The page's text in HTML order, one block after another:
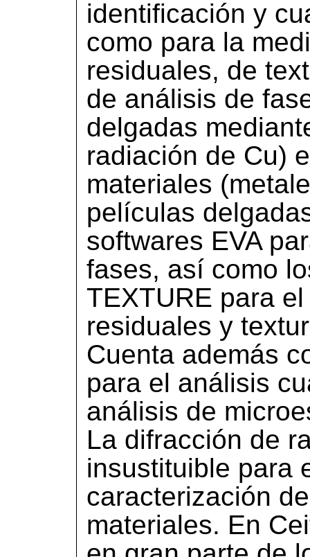
identificación y
como para la
residuales, de
de análisis de
delgadas
radiación de Cu)
materiales
películas
softwares EVA
fases, así como
TEXTURE para
residuales y
Cuenta además
para el análisis
análisis de
La difracción de
insustituible para
caracterización
materiales. En